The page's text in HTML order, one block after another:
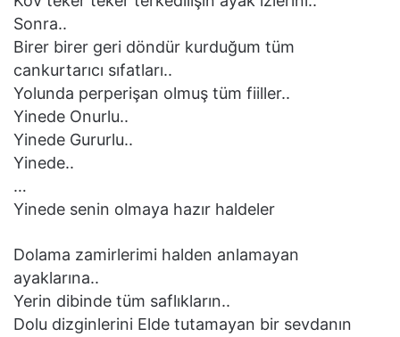
Sonra..
Birer birer geri döndür kurduğum tüm
cankurtarıcı sıfatları..
Yolunda perperişan olmuş tüm fiiller..
Yinede Onurlu..
Yinede Gururlu..
Yinede..
…
Yinede senin olmaya hazır haldeler
Dolama zamirlerimi halden anlamayan
ayaklarına..
Yerin dibinde tüm saflıkların..
Dolu dizginlerini Elde tutamayan bir sevdanın